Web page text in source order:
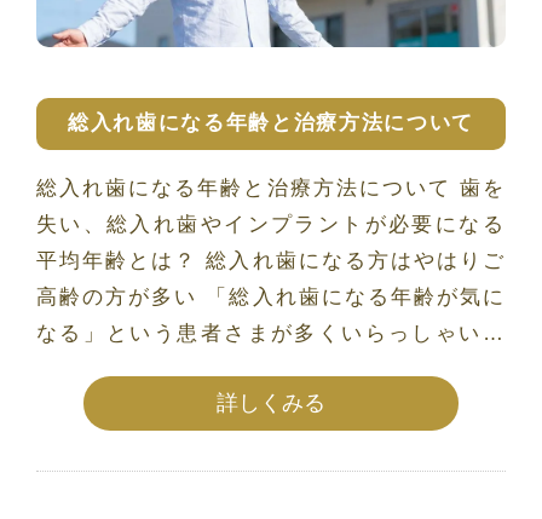
総入れ歯になる年齢と治療方法について
総入れ歯になる年齢と治療方法について 歯を
失い、総入れ歯やインプラントが必要になる
平均年齢とは？ 総入れ歯になる方はやはりご
高齢の方が多い 「総入れ歯になる年齢が気に
なる」という患者さまが多くいらっしゃいま
詳しくみる